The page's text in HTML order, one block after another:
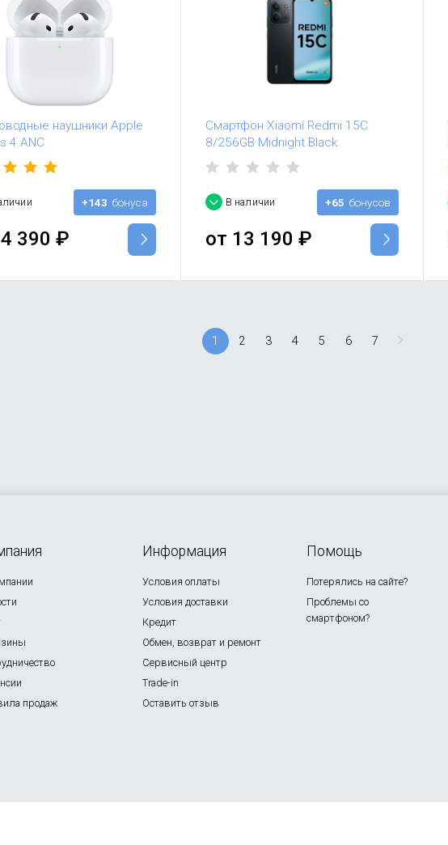
наушники Apple
4 ANC
+143 бонуса
390 ₽
Смартфон Xiaomi Redmi 15C
8/256GB Midnight Black
В наличии +65 бонусов
от 13 190 ₽
1 2 3 4 5 6 7
продаж
Информация
Условия оплаты
Условия доставки
Кредит
Обмен, возврат и ремонт
Сервисный центр
Trade-in
Оставить отзыв
Помощь
Потерялись на сайте?
Проблемы со
смартфоном?